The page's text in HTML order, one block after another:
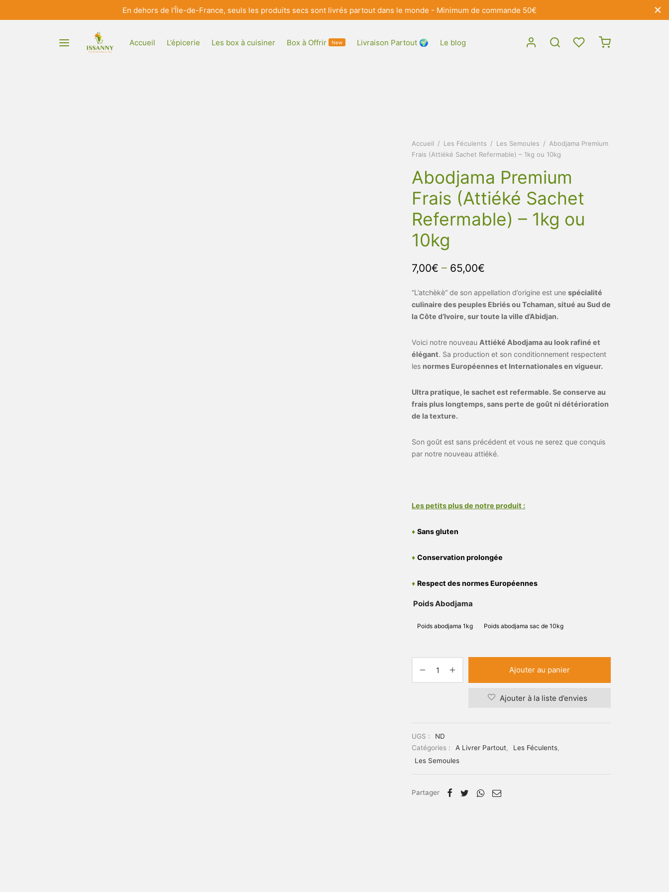
En dehors de l'Île-de-France, seuls les produits secs sont livrés partout dans le monde - Minimum de commande 50€
Accueil L’épicerie Les box à cuisiner Box à Offrir New Livraison Partout 🌍 Le blog
Accueil / Les Féculents / Les Semoules / Abodjama Premium
Frais (Attiéké Sachet Refermable) – 1kg ou 10kg
Abodjama Premium
Frais (Attiéké Sachet
Refermable) – 1kg ou
10kg
7,00€ – 65,00€
“L’atchèkè“ de son appellation d’origine est une spécialité
culinaire des peuples Ebriés ou Tchaman, situé au Sud de
la Côte d’Ivoire, sur toute la ville d’Abidjan.
Voici notre nouveau Attiéké Abodjama au look rafiné et
élégant. Sa production et son conditionnement respectent
les normes Européennes et Internationales en vigueur.
Ultra pratique, le sachet est refermable. Se conserve au
frais plus longtemps, sans perte de goût ni détérioration
de la texture.
Son goût est sans précédent et vous ne serez que conquis
par notre nouveau attiéké.
Les petits plus de notre produit :
♦ Sans gluten
♦ Conservation prolongée
♦ Respect des normes Européennes
Poids Abodjama
Poids abodjama 1kg Poids abodjama sac de 10kg
Ajouter au panier
Ajouter à la liste d’envies
UGS :
ND
Catégories :
A Livrer Partout, Les Féculents,
Les Semoules
Partager